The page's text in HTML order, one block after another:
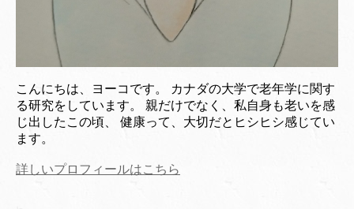
こんにちは、ヨーコです。 カナダの大学で老年学に関す
る研究をしています。 親だけでなく、私自身も老いを感
じ出したこの頃、 健康って、大切だとヒシヒシ感じてい
ます。
詳しいプロフィールはこちら